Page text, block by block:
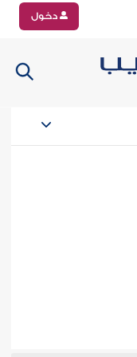
دخول